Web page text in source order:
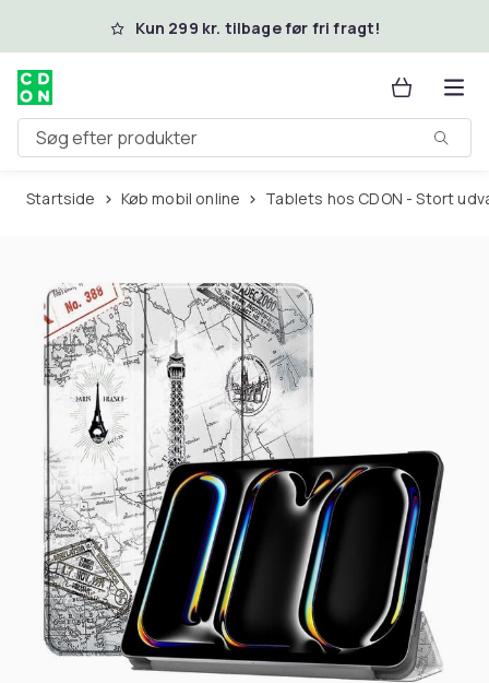
Spring til hovedindhold
Kun 299 kr. tilbage før fri fragt!
Søg efter produkter
Startside Køb mobil online Tablets hos CDON - Stort